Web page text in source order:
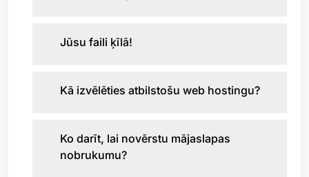
Jūsu faili ķīlā!
Kā izvēlēties atbilstošu web hostingu?
Ko darīt, lai novērstu mājaslapas
nobrukumu?